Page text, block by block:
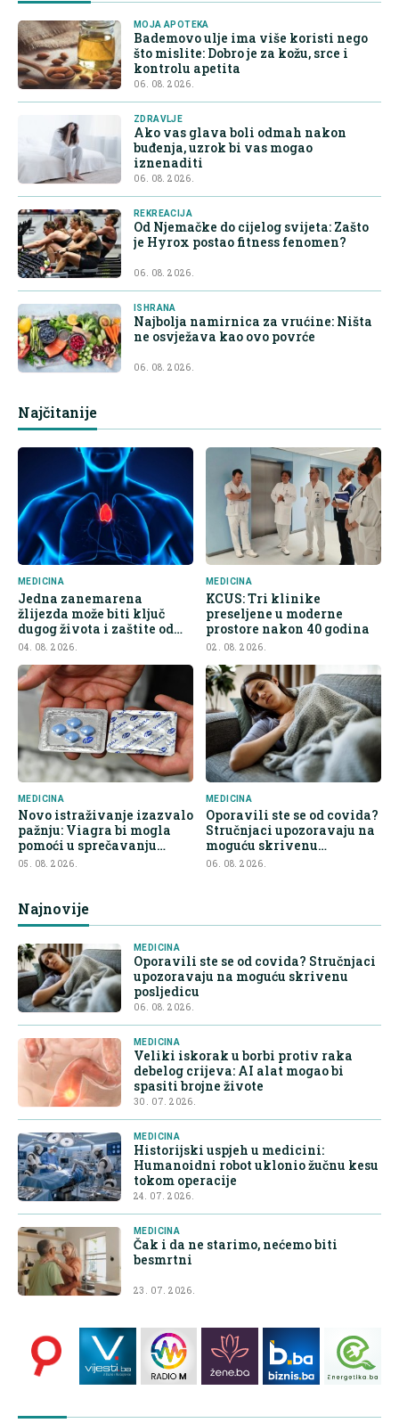
MOJA APOTEKA
Bademovo ulje ima više koristi nego
što mislite: Dobro je za kožu, srce i
kontrolu apetita
06. 08. 2026.
ZDRAVLJE
Ako vas glava boli odmah nakon
buđenja, uzrok bi vas mogao
iznenaditi
06. 08. 2026.
REKREACIJA
Od Njemačke do cijelog svijeta: Zašto
je Hyrox postao fitness fenomen?
06. 08. 2026.
ISHRANA
Najbolja namirnica za vrućine: Ništa
ne osvježava kao ovo povrće
06. 08. 2026.
Najčitanije
MEDICINA
Jedna zanemarena
žlijezda može biti ključ
dugog života i zaštite od
raka
04. 08. 2026.
MEDICINA
KCUS: Tri klinike
preseljene u moderne
prostore nakon 40 godina
02. 08. 2026.
MEDICINA
Novo istraživanje izazvalo
pažnju: Viagra bi mogla
pomoći u sprečavanju
širenja raka
05. 08. 2026.
MEDICINA
Oporavili ste se od covida?
Stručnjaci upozoravaju na
moguću skrivenu
posljedicu
06. 08. 2026.
Najnovije
MEDICINA
Oporavili ste se od covida? Stručnjaci
upozoravaju na moguću skrivenu
posljedicu
06. 08. 2026.
MEDICINA
Veliki iskorak u borbi protiv raka
debelog crijeva: AI alat mogao bi
spasiti brojne živote
30. 07. 2026.
MEDICINA
Historijski uspjeh u medicini:
Humanoidni robot uklonio žučnu kesu
tokom operacije
24. 07. 2026.
MEDICINA
Čak i da ne starimo, nećemo biti
besmrtni
23. 07. 2026.